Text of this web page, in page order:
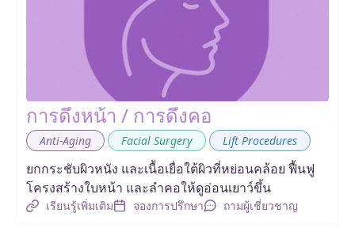
การดึงหน้า / การดึงคอ
Anti-Aging Facial Surgery Lift Procedures
ยกกระชับผิวหนัง และเนื้อเยื่อใต้ผิวที่หย่อนคล้อย ฟื้นฟู
โครงสร้างใบหน้า และลำคอให้ดูอ่อนเยาว์ขึ้น
เรียนรู้เพิ่มเติม จองการปรึกษา ถามผู้เชี่ยวชาญ